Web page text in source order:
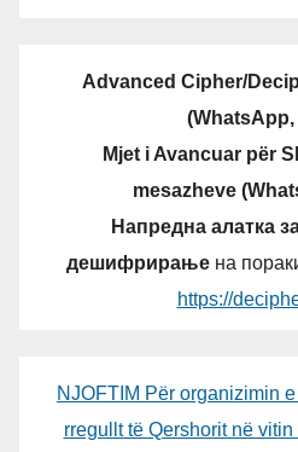
Advanced Cipher/
(WhatsApp,
Mjet i Avancuar për
mesazheve
Напредна алатка
дешифрирањена
https://
NJOFTIM Për organizimin
rregullt të Qershorit në